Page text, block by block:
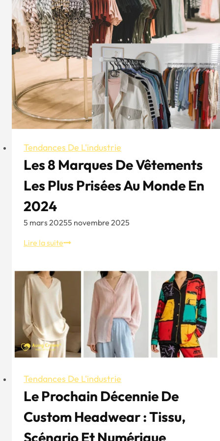
Tendances De L'industrie
Les 8 Marques De Vêtements
Les Plus Prisées Au Monde En
2024
5 mars 20255 novembre 2025
Lire la suiteLes
vêtements
plus
prisées
au
monde
2024
Tendances De L'industrie
Le Prochain Décennie De
Custom Headwear : Tissu,
Scénario Et Numérique